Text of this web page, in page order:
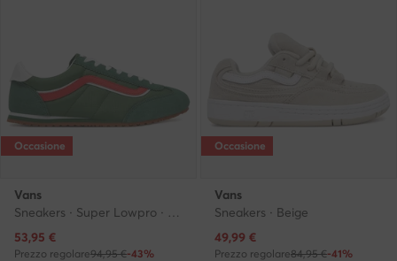
Occasione
Vans
Prezzo attuale
53,95 €
Prezzo regolare94,95 €-43%
Occasione
Vans
Sneakers · Beige
Prezzo attuale
49,99 €
Prezzo regolare84,95 €-41%